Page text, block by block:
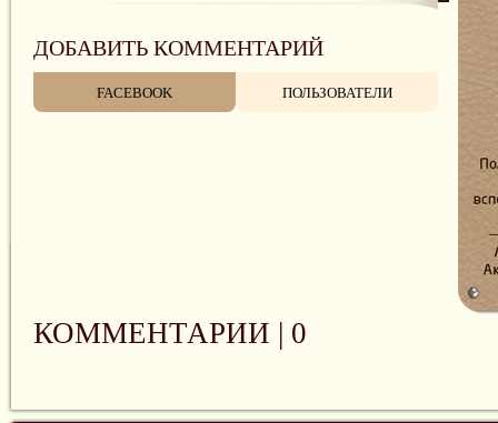
ДОБАВИТЬ КОММЕНТАРИЙ
FACEBOOK ПОЛЬЗОВАТЕЛИ
КОММЕНТАРИИ | 0